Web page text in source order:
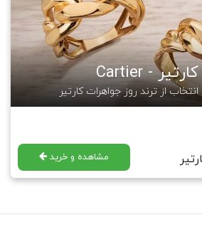
کارتیر - Cartier
انتخاب از ترند روز جواهرات کارتیر
مشاهده و خرید